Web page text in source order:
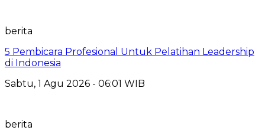
berita
5 Pembicara Profesional Untuk Pelatihan Leadership
di Indonesia
Sabtu, 1 Agu 2026 - 06:01 WIB
berita